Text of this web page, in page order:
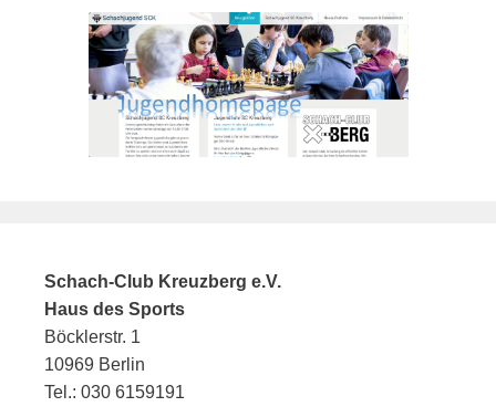
Schach-Club Kreuzberg e.V.
Haus des Sports
Böcklerstr. 1
10969 Berlin
Tel.: 030 6159191